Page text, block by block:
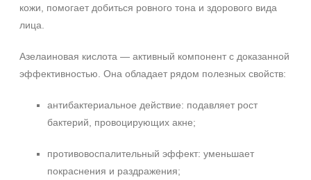
кожи, помогает добиться ровного тона и здорового вида
лица.
Азелаиновая кислота — активный компонент с доказанной
эффективностью. Она обладает рядом полезных свойств:
антибактериальное действие: подавляет рост
бактерий, провоцирующих акне;
противовоспалительный эффект: уменьшает
покраснения и раздражения;